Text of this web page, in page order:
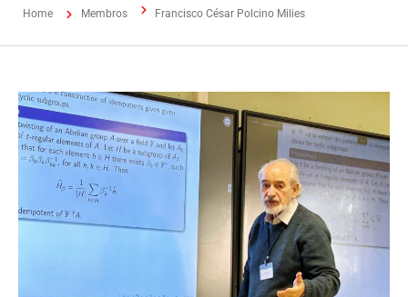
Home Membros Francisco César Polcino Milies